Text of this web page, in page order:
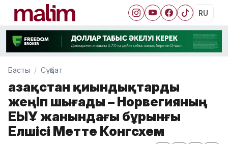
RU
Басты Сұқбат
Қазақстан қиындықтарды
жеңіп шығады – Норвегияның
ЕҚЫҰ жанындағы бұрынғы
Елшісі Метте Конгсхем